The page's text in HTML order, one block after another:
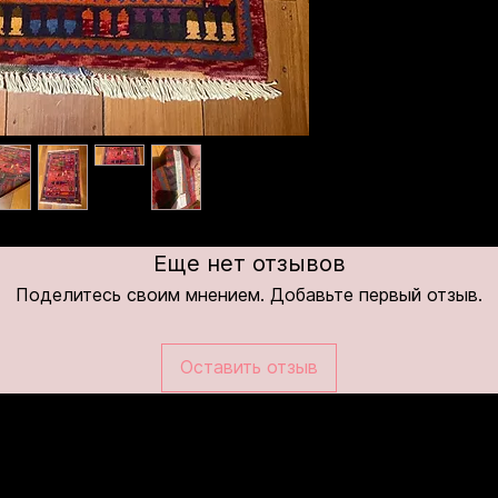
Еще нет отзывов
Поделитесь своим мнением. Добавьте первый отзыв.
Оставить отзыв